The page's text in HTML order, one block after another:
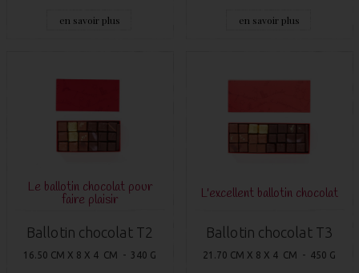
en savoir plus en savoir plus
Le ballotin chocolat pour
faire plaisir
Ballotin chocolat T2
16.50 CM X 8 X 4 CM - 340 G
L'excellent ballotin chocolat
Ballotin chocolat T3
21.70 CM X 8 X 4 CM - 450 G